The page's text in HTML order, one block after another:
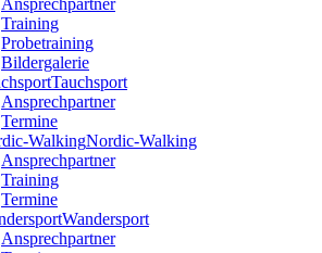
Training
Probetraining
Bildergalerie
Tauchsport
Ansprechpartner
Termine
Nordic-Walking
Ansprechpartner
Training
Termine
Wandersport
Ansprechpartner